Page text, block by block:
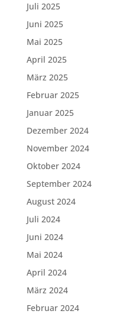
Juli 2025
Juni 2025
Mai 2025
April 2025
März 2025
Februar 2025
Januar 2025
Dezember 2024
November 2024
Oktober 2024
September 2024
August 2024
Juli 2024
Juni 2024
Mai 2024
April 2024
März 2024
Februar 2024